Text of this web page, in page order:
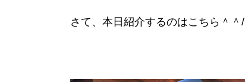
さて、本日紹介するのはこちら＾＾/